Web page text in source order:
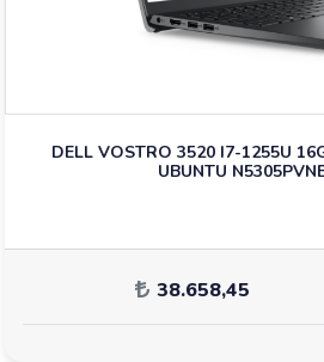
DELL VOSTRO 3520 I7-1255U
UBUNTU
38.658,45